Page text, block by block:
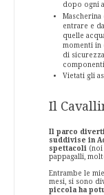
dopo ogni
entrare e
quelle
momenti in
di
Vietati gli
Il
Il parco
suddivise in
spettacoli (noi
pappagalli,
Entrambe le
mesi, si sono
piccola ha